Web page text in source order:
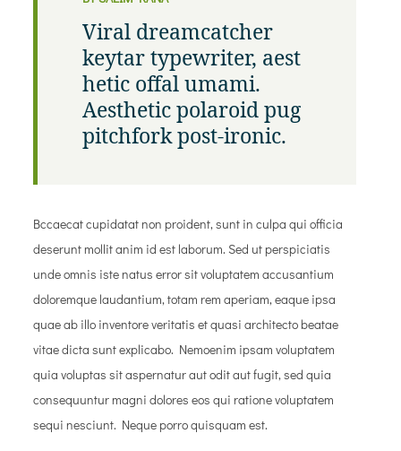
Viral dreamcatcher
keytar typewriter, aest
hetic offal umami.
Aesthetic polaroid pug
pitchfork post-ironic.
Bccaecat cupidatat non proident, sunt in culpa qui officia
deserunt mollit anim id est laborum. Sed ut perspiciatis
unde omnis iste natus error sit voluptatem accusantium
doloremque laudantium, totam rem aperiam, eaque ipsa
quae ab illo inventore veritatis et quasi architecto beatae
vitae dicta sunt explicabo. Nemoenim ipsam voluptatem
quia voluptas sit aspernatur aut odit aut fugit, sed quia
consequuntur magni dolores eos qui ratione voluptatem
sequi nesciunt. Neque porro quisquam est.